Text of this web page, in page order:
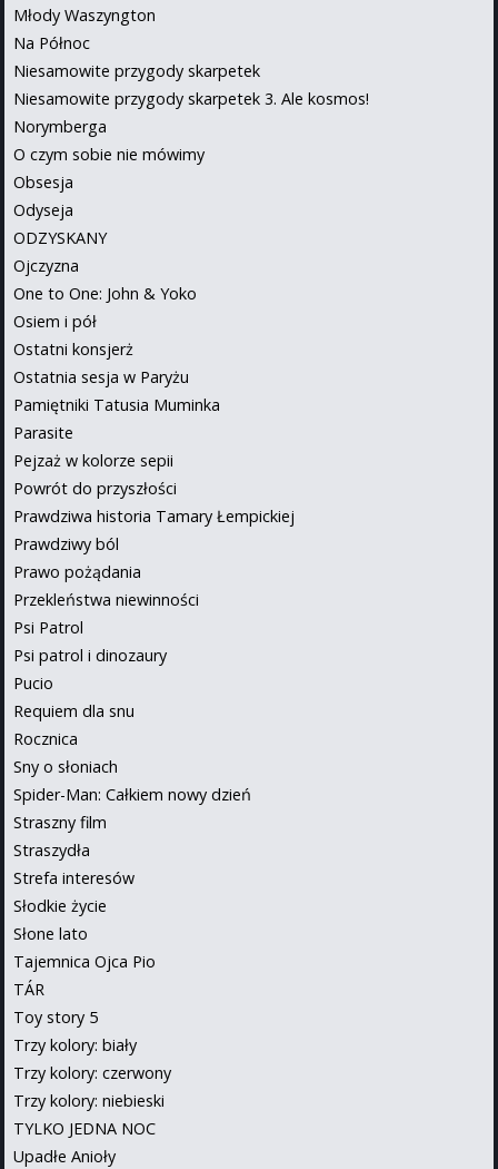
Młody Waszyngton
Na Północ
Niesamowite przygody skarpetek
Niesamowite przygody skarpetek 3. Ale kosmos!
Norymberga
O czym sobie nie mówimy
Obsesja
Odyseja
ODZYSKANY
Ojczyzna
One to One: John & Yoko
Osiem i pół
Ostatni konsjerż
Ostatnia sesja w Paryżu
Pamiętniki Tatusia Muminka
Parasite
Pejzaż w kolorze sepii
Powrót do przyszłości
Prawdziwa historia Tamary Łempickiej
Prawdziwy ból
Prawo pożądania
Przekleństwa niewinności
Psi Patrol
Psi patrol i dinozaury
Pucio
Requiem dla snu
Rocznica
Sny o słoniach
Spider-Man: Całkiem nowy dzień
Straszny film
Straszydła
Strefa interesów
Słodkie życie
Słone lato
Tajemnica Ojca Pio
TÁR
Toy story 5
Trzy kolory: biały
Trzy kolory: czerwony
Trzy kolory: niebieski
TYLKO JEDNA NOC
Upadłe Anioły